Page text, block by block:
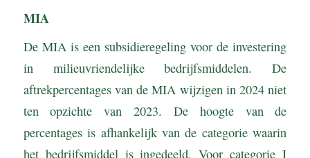
MIA
De MIA is een subsidieregeling voor de investering
in milieuvriendelijke bedrijfsmiddelen. De
aftrekpercentages van de MIA wijzigen in 2024 niet
ten opzichte van 2023. De hoogte van de
percentages is afhankelijk van de categorie waarin
het bedrijfsmiddel is ingedeeld. Voor categorie I